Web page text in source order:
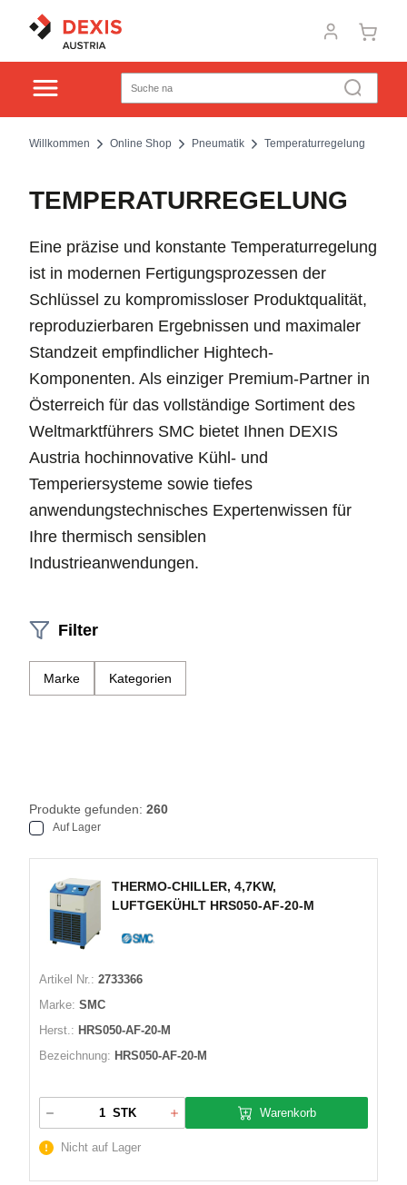
Willkommen Online Shop Pneumatik Temperaturregelung
TEMPERATURREGELUNG
Eine präzise und konstante Temperaturregelung
ist in modernen Fertigungsprozessen der
Schlüssel zu kompromissloser Produktqualität,
reproduzierbaren Ergebnissen und maximaler
Standzeit empfindlicher Hightech-
Komponenten. Als einziger Premium-Partner in
Österreich für das vollständige Sortiment des
Weltmarktführers SMC bietet Ihnen DEXIS
Austria hochinnovative Kühl- und
Temperiersysteme sowie tiefes
anwendungstechnisches Expertenwissen für
Ihre thermisch sensiblen
Industrieanwendungen.
Filter
Marke Kategorien
Produkte gefunden: 260
Auf Lager
THERMO-CHILLER, 4,7KW,
LUFTGEKÜHLT HRS050-AF-20-M
Artikel Nr.: 2733366
Marke: SMC
Herst.: HRS050-AF-20-M
Bezeichnung: HRS050-AF-20-M
STK Warenkorb
Nicht auf Lager